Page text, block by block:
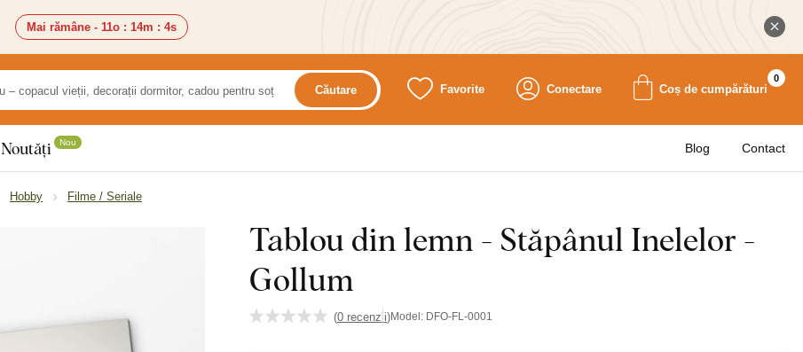
Mai rămâne - 11o : 14m : 2s
Căutare Favorite Conectare Coș de cumpărături
0
Noutăți Nou Blog Contact
Hobby Filme / Seriale
Tablou din lemn - Stăpânul Inelelor -
Gollum
(0 recenzii)Model: DFO-FL-0001